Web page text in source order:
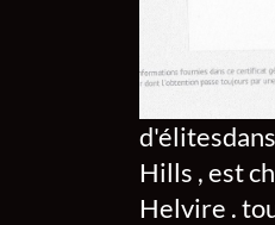
Hills , est
Helvire .